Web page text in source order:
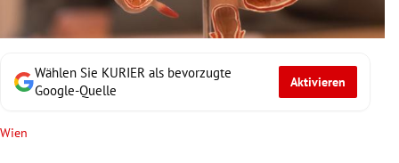
Untermenü
Untermenü
Wählen Sie KURIER als bevorzugte
Google-Quelle
Aktivieren
Wien